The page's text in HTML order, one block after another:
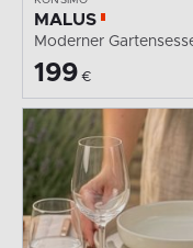
MALUS
199 €